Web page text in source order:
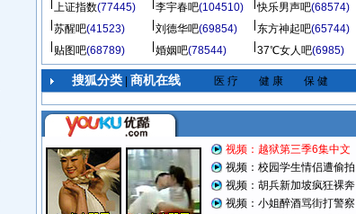
上证指数(77445) 李宇春吧(104510) 快乐男声吧(68574)
苏醒吧(41523) 刘德华吧(69854) 东方神起吧(65744)
贴图吧(68789) 婚姻吧(78544) 37℃女人吧(6985)
搜狐分类| 商机在线 医 疗 健 康 保 健
视频：越狱第三季6集中文
视频：校园学生情侣遭偷拍
视频：胡兵新加坡疯狂裸奔
视频：小姐醉酒骂街打警察